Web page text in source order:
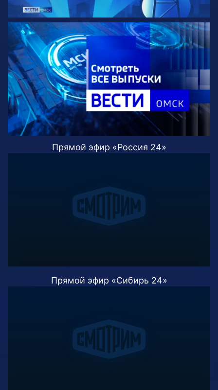
Прямой эфир «Россия 24»
Прямой эфир «Сибирь 24»